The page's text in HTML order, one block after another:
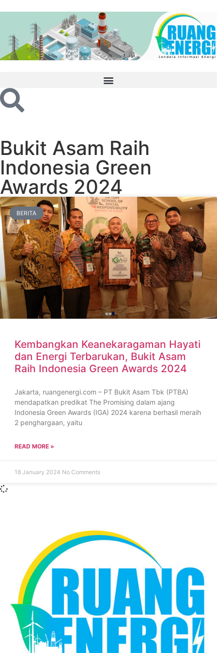
Bukit Asam Raih
Indonesia Green
Awards 2024
BERITA
Kembangkan Keanekaragaman Hayati
dan Energi Terbarukan, Bukit Asam
Raih Indonesia Green Awards 2024
Jakarta, ruangenergi.com – PT Bukit Asam Tbk (PTBA)
mendapatkan predikat The Promising dalam ajang
Indonesia Green Awards (IGA) 2024 karena berhasil meraih
2 penghargaan, yaitu
READ MORE »
18 January 2024 No Comments